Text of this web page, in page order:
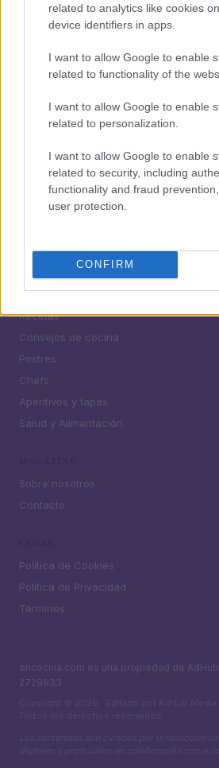
related to analytics like cookies
device identifiers in apps.
I want to allow Google to enable
related to functionality of the
I want to allow Google to enable
related to personalization.
I want to allow Google to enable
related to security, including
functionality and fraud
user protection.
CONFIRM
Cómo preparar una lasaña de 100
Cómo lograr alveolos
intensos en tus masas
SECCIONES
Recetas
Consejos de cocina
Postres
Chefs
Aperitivos y tapas
Salud y Alimentación
Sobre nosotros
Contacto
Política de Cookies
Política de Privacidad
Términos
encocina.com es una propiedad de AdHub
2729933
Copyright © 2026 · Editado por AdHub Media
Todos los derechos reservados
Los contenidos son curados por la redacción
digitales y producidos en colaboración con